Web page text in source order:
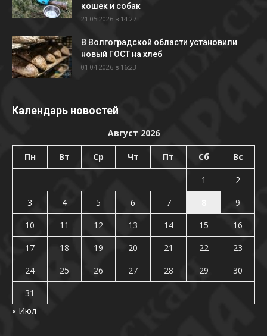
кошек и собак
21.05.2026 в 14:27
В Волгоградской области установили
новый ГОСТ на хлеб
01.04.2026 в 16:23
Календарь новостей
Август 2026
Пн Вт Ср Чт Пт Сб Вс
1
2
3
4 5 6 7
9
10
11 12 13 14 15
16
17
18 19 20 21 22
23
24
25 26 27 28 29
30
31
« Июл